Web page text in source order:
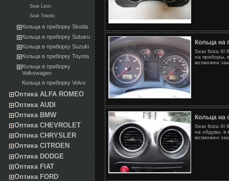
Seat Leon
Seat Toledo
Кольца в приборку Skoda
Кольца в приборку Subaru
Кольца в приборку Suzuki
Кольца в приборку Toyota
Кольца в приборку
Volkswagen
Кольца в приборку Volvo
Оптика ALFA ROMEO
Оптика AUDI
Оптика BMW
Оптика CHEVROLET
Оптика CHRYSLER
Оптика CITROEN
Оптика DODGE
Оптика FIAT
Оптика FORD
Кольца на
Seat Ibiza III
на приборы,
возможен
Кольца на
Seat Ibiza III
на обдувы, в
возможен